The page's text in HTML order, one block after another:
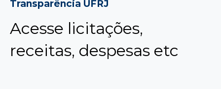
Transparência UFRJ
Acesse licitações,
receitas, despesas etc